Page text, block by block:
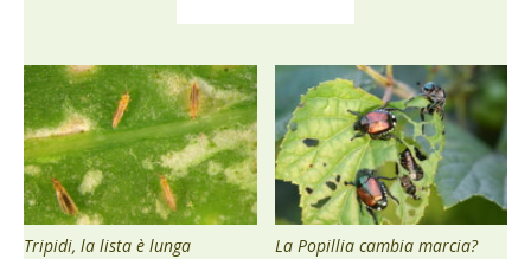
Tripidi, la lista è lunga La Popillia cambia marcia?